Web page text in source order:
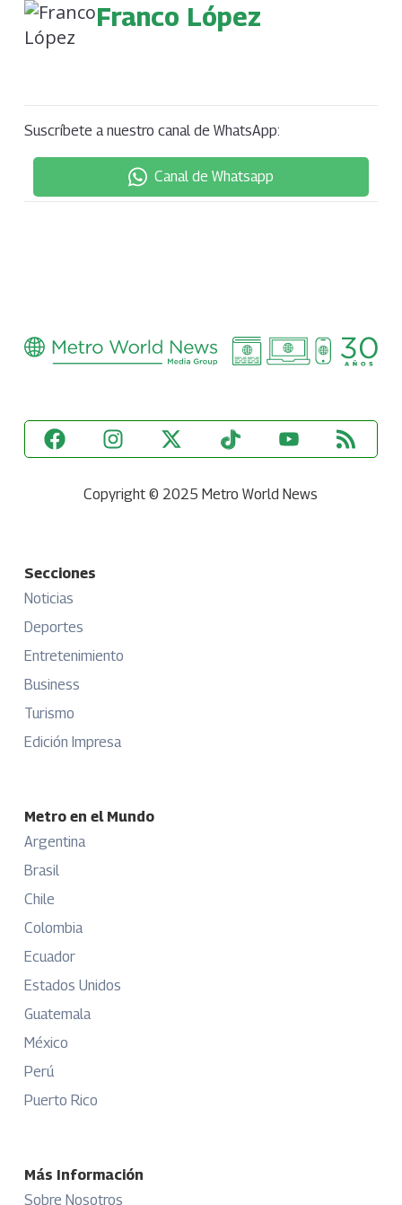
Franco López
Suscríbete a nuestro canal de WhatsApp:
Canal de Whatsapp
Copyright © 2025 Metro World News
Secciones
Noticias
Deportes
Entretenimiento
Business
Turismo
Edición Impresa
Metro en el Mundo
Argentina
Brasil
Chile
Colombia
Ecuador
Estados Unidos
Guatemala
México
Perú
Puerto Rico
Más Información
Sobre Nosotros